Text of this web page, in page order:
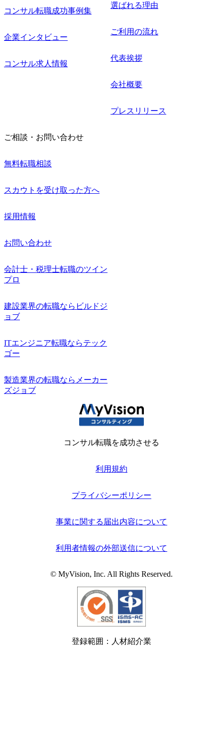
コンサル転職成功事例集
企業インタビュー
コンサル求人情報
選ばれる理由
ご利用の流れ
代表挨拶
会社概要
プレスリリース
ご相談・お問い合わせ
無料転職相談
スカウトを受け取った方へ
採用情報
お問い合わせ
会計士・税理士転職のツイン
プロ
建設業界の転職ならビルドジ
ョブ
ITエンジニア転職ならテック
ゴー
製造業界の転職ならメーカー
ズジョブ
コンサル転職を成功させる
利用規約
プライバシーポリシー
事業に関する届出内容について
利用者情報の外部送信について
© MyVision, Inc. All Rights Reserved.
登録範囲：人材紹介業